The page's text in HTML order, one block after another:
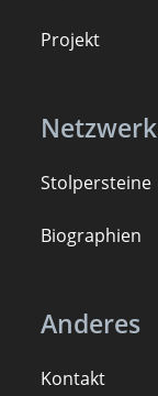
Projekt
Netzwerk
Stolpersteine
Biographien
Anderes
Kontakt